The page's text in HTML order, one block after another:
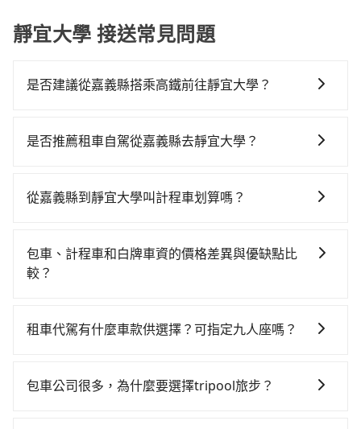
靜宜大學 接送常見問題
是否建議從嘉義縣搭乘高鐵前往靜宜大學？
轉車麻煩，且難叫計程車前往高鐵站！從最早06:21一直
程車花費約700元、車程約40分鐘。抵達高鐵站後，步
鐵站，每人票價380元，再用10分鐘出站、等待車站前
排班的計程車，搭上小黃後約花35分鐘、車費900元
均每人花費為910元。不過嘉義縣領有合法執照的計程車
運攔到一輛小黃了，嘉義縣少部分小黃司機不按表收
是否推薦租車自駕從嘉義縣去靜宜大學？
時不需要閉目養神（因為要自己開車），最重要的是你
$115~205承租小轎車，每公里再額外加收$3.2，從嘉義
縣（布袋鎮）到靜宜大學的花費預估為
時40元路邊停車費用預估進去，但額外的汽車保險與可
差的車款，如果人數超過四位，更是沒有較大的七人座
從嘉義縣到靜宜大學叫計程車划算嗎？
灣大車隊。依照里程跳錶計算，價格約為2,655~3,200元
間，但如改預約tripool可省高達$700。但如果你無法提
臨時叫到小黃的難度是台北或新北的200倍之多。再加上
以上，無論在價格或服務品質上，tripool都是你從嘉義
包車、計程車和白牌車資的價格差異與優缺點比
較？
包車：優點是搭乘舒適可以根據自己的需求安排時間和
車：優點是24小時隨叫隨到，價格按錶計費，但若遇交
租車代駕有什麼車款供選擇？可指定九人座嗎？
型車為主，車款品牌以豐田Toyota、福特Ford、福斯
包車公司很多，為什麼要選擇tripool旅步？